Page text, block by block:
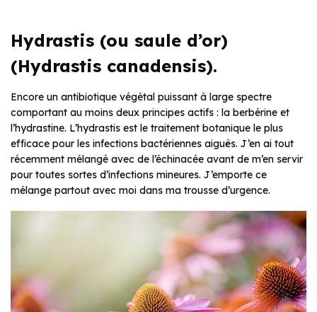
Hydrastis (ou saule d’or)
(Hydrastis canadensis).
Encore un antibiotique végétal puissant à large spectre
comportant au moins deux principes actifs : la berbérine et
l’hydrastine. L’hydrastis est le traitement botanique le plus
efficace pour les infections bactériennes aiguës. J’en ai tout
récemment mélangé avec de l’échinacée avant de m’en servir
pour toutes sortes d’infections mineures. J’emporte ce
mélange partout avec moi dans ma trousse d’urgence.